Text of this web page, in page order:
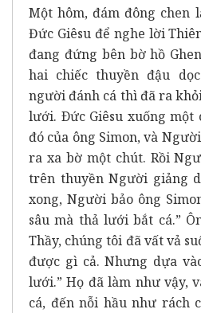
Một hôm, đám đông chen
Đức Giêsu để nghe lời
đang đứng bên bờ hồ
hai chiếc thuyền đậu
người đánh cá thì đã ra
lưới. Ðức Giêsu xuống một
đó của ông Simon, và
ra xa bờ một chút. Rồi
trên thuyền Người giảng
xong, Người bảo ông
sâu mà thả lưới bắt cá.”
Thầy, chúng tôi đã vất vả
được gì cả. Nhưng dựa
lưới.” Họ đã làm như vậy,
cá, đến nỗi hầu như rách